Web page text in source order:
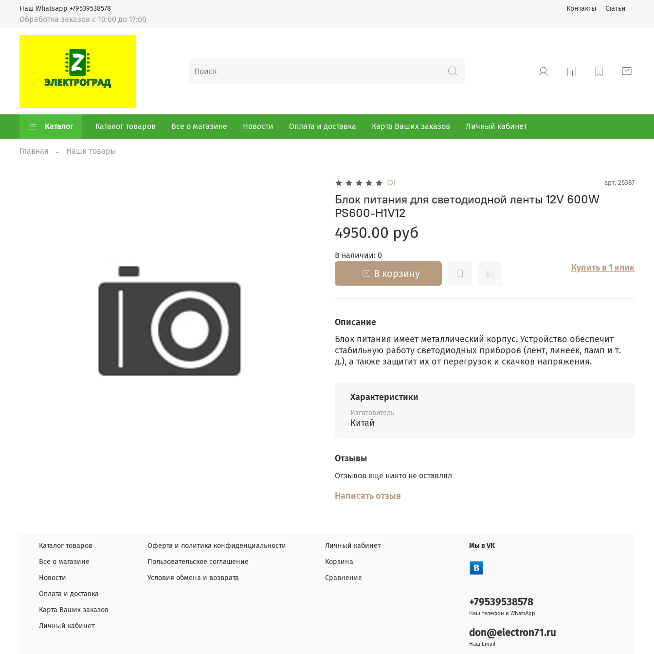
Контакты Статьи
Обработка заказов с 10:00 до 17:00
Наш Whatsapp +79539538578
Каталог Каталог товаров Все о магазине Новости Оплата и доставка Карта Ваших заказов Личный кабинет
Главная Наши товары
(0) арт. 26387
Блок питания для светодиодной ленты 12V 600W
PS600-H1V12
4950.00 руб
В наличии: 0
В корзину
Купить в 1 клик
Описание
Блок питания имеет металлический корпус. Устройство обеспечит
стабильную работу светодиодных приборов (лент, линеек, ламп и т.
д.), а также защитит их от перегрузок и скачков напряжения.
Характеристики
Изготовитель
Китай
Отзывы
Отзывов еще никто не оставлял
Написать отзыв
Каталог товаров
Все о магазине
Новости
Оплата и доставка
Карта Ваших заказов
Личный кабинет
Оферта и политика конфиденциальности
Пользовательское соглашение
Условия обмена и возврата
Личный кабинет
Корзина
Сравнение
Мы в VK
+79539538578
Наш телефон и WhatsApp
don@electron71.ru
Наш Email